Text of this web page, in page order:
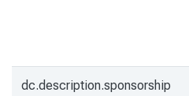
dc.description.sponsorship